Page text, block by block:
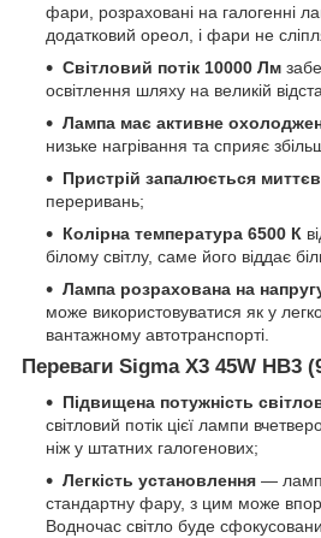
фари, розраховані на галогенні
додатковий ореол, і фари не
Світловий потік 10000 Лм
освітлення шляху на великій
Лампа має активне
низьке нагрівання та сприяє
Пристрій запалюється
переривань;
Колірна температура 6500 К
білому світлу, саме його віддає
Лампа розрахована на
може використовуватися як у
вантажному автотранспорті.
Переваги Sigma X3 45W HB3
Підвищена потужність
світловий потік цієї лампи
ніж у штатних галогенових;
Легкість установлення —
стандартну фару, з цим може
Водночас світло буде